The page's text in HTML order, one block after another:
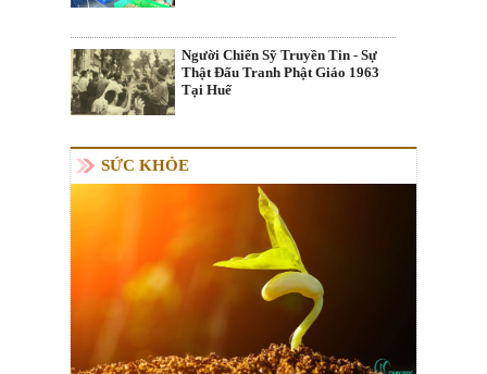
Người Chiến Sỹ Truyền Tin - Sự
Thật Đấu Tranh Phật Giáo 1963
Tại Huế
SỨC KHỎE